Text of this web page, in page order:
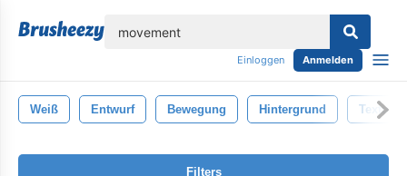
Einloggen Anmelden
Weiß Entwurf Bewegung Hintergrund Textur
Filters